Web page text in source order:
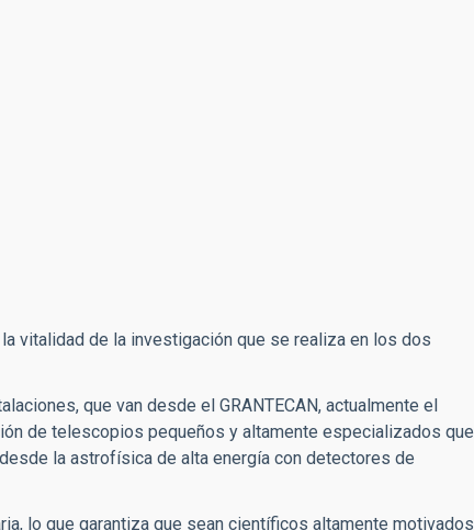
vitalidad de la investigación que se realiza en los dos
que van desde el GRANTECAN, actualmente el
de telescopios pequeños y altamente especializados que
la astrofísica de alta energía con detectores de
lo que garantiza que sean científicos altamente motivados